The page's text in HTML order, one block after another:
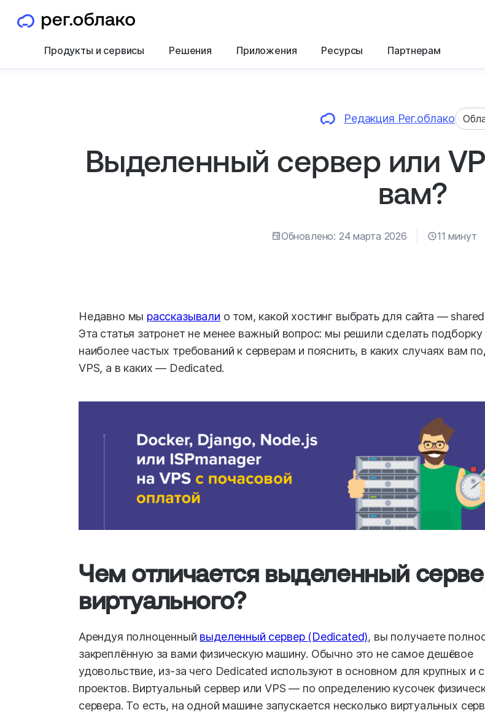
Продукты и сервисы Решения Приложения Ресурсы Партнерам
Редакция Рег.облако
Выделенный сервер или
вам?
Обновлено: 24 марта 2026 11 минут
Недавно мы рассказывали о том, какой хостинг выбрать для сайта —
Эта статья затронет не менее важный вопрос: мы решили сделать подборку
наиболее частых требований к серверам и пояснить, в каких случаях вам
VPS, а в каких — Dedicated.
Чем отличается выделенный
виртуального?
Арендуя полноценный выделенный сервер (Dedicated), вы получаете
закреплённую за вами физическую машину. Обычно это не самое дешёвое
удовольствие, из-за чего Dedicated используют в основном для крупных и
проектов. Виртуальный сервер или VPS — по определению кусочек
сервера. То есть, на одной машине запускается несколько виртуальных